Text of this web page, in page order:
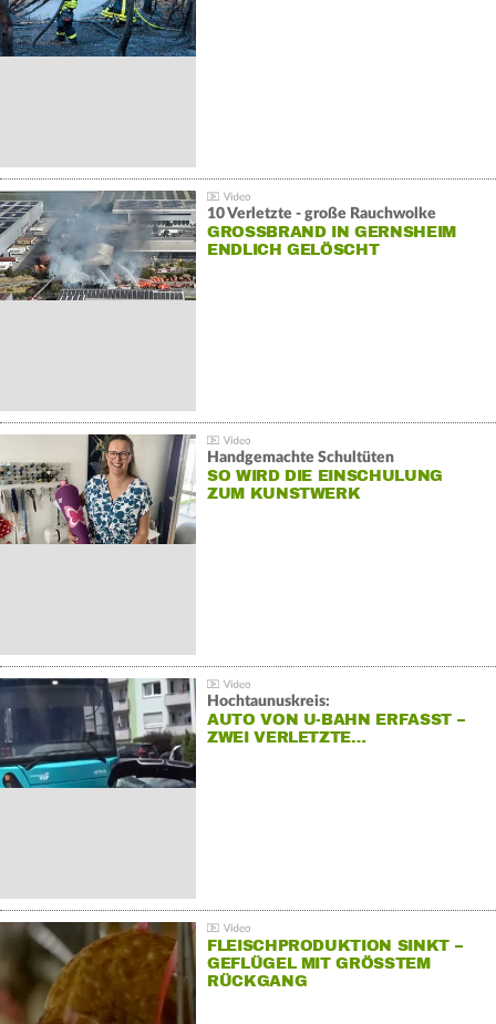
10 Verletzte - große Rauchwolke
GROSSBRAND IN GERNSHEIM E
NDLICH GELÖSCHT
Handgemachte Schultüten
SO WIRD DIE EINSCHULUNG
ZUM KUNSTWERK
Hochtaunuskreis:
AUTO VON U-BAHN ERFASST –
ZWEI VERLETZTE…
FLEISCHPRODUKTION SINKT –
GEFLÜGEL MIT GRÖSSTEM R
ÜCKGANG